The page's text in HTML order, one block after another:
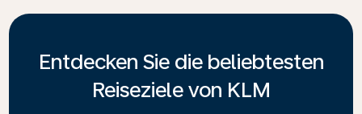
Entdecken Sie die beliebtesten
Reiseziele von KLM